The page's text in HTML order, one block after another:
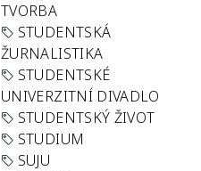
TVORBA
STUDENTSKÁ
ŽURNALISTIKA
STUDENTSKÉ
UNIVERZITNÍ DIVADLO
STUDENTSKÝ ŽIVOT
STUDIUM
SUJU